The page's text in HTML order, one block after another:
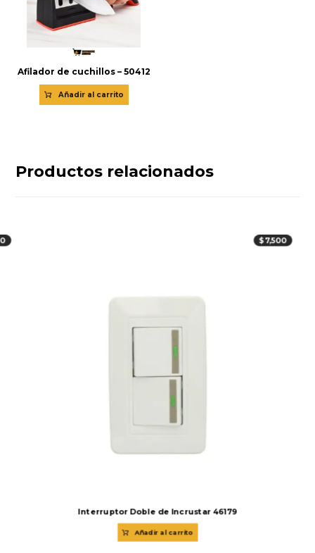
Afilador de cuchillos – 50412
Añadir al carrito
Productos relacionados
Interruptor Doble de Incrustar 46179
$7,500
Añadir al carrito